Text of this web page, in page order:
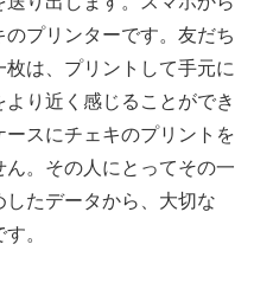
プリンターです。友だち
は、プリントして手元に
り近く感じることができ
スにチェキのプリントを
。その人にとってその一
たデータから、大切な
。